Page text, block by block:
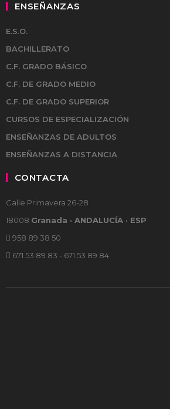
ENSEÑANZAS
E.S.O.
BACHILLERATO
C.F. GRADO BÁSICO
C.F. DE GRADO MEDIO
C.F. DE GRADO SUPERIOR
CURSOS DE ESPECIALIZACIÓN
ENSEÑANZAS DE ADULTOS
ENSEÑANZAS A DISTANCIA
CONTACTA
Calle Primavera 26-28
18008 Granada · ANDALUCÍA · ESP
958 89 38 50
671 53 89 83 - 671 53 89 84